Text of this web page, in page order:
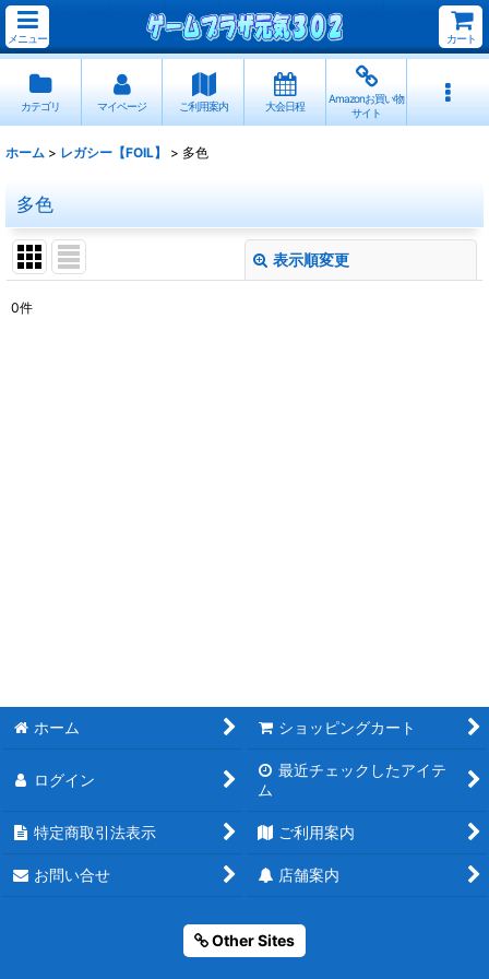
メニュー カート
カテゴリ マイページ ご利用案内 大会日程
Amazonお買い物
サイト
ホーム > レガシー【FOIL】 > 多色
多色
表示順変更
0件
ホーム ショッピングカート
ログイン
最近チェックしたアイテ
ム
特定商取引法表示 ご利用案内
お問い合せ 店舗案内
Other Sites